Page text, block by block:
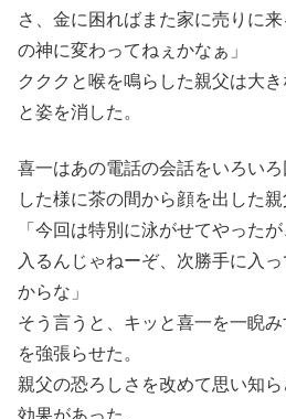
さ、金に困ればまた家に売りに
の神に変わってねぇかなぁ」
クククと喉を鳴らした親父は大
と姿を消した。
喜一はあの電話の会話をいろい
した様に茶の間から顔を出した
「今回は特別に泳がせてやった
入るんじゃねーぞ、次勝手に入
からな」
そう言うと、キッと喜一を一睨
を強張らせた。
親父の恐ろしさを改めて思い知
効果があった。